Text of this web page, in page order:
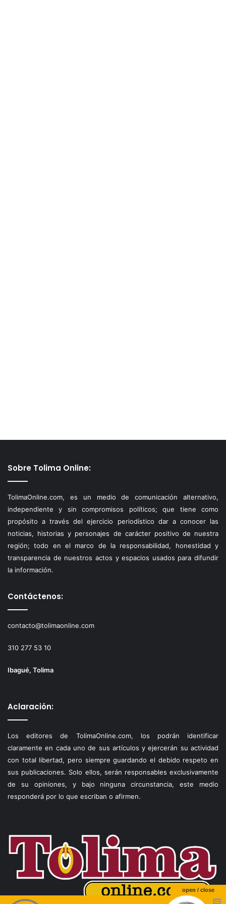
Sobre Tolima Online:
TolimaOnline.com, es un medio de comunicación alternativo,
independiente y sin compromisos políticos; que tiene como
propósito a través del ejercicio periodístico dar a conocer las
noticias, historias y personajes de carácter positivo de nuestra
región; todo en el marco de la responsabilidad, honestidad y
transparencia de nuestros actos y espacios usados para difundir
la información.
Contáctenos:
contacto@tolimaonline.com
310 277 53 10
Ibagué, Tolima
Aclaración:
Los editores de TolimaOnline.com, los podrán identificar
claramente en cada uno de sus artículos y ejercerán su actividad
con total libertad, pero siempre guardando el debido respeto en
sus publicaciones. Solo ellos, serán responsables exclusivamente
de su opiniones, y bajo ninguna circunstancia, este medio
responderá por lo que escriban o afirmen.
open / close